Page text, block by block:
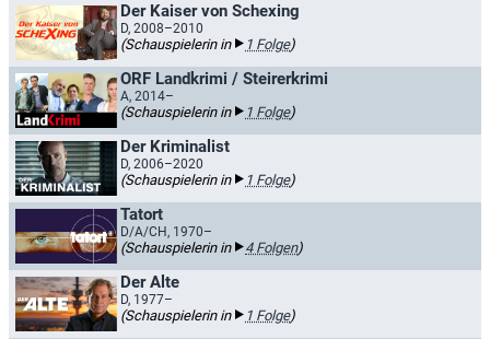
Der Kaiser von Schexing
D, 2008–2010
(Schauspielerin in 1 Folge)
ORF Landkrimi / Steirerkrimi
A, 2014–
(Schauspielerin in 1 Folge)
Der Kriminalist
D, 2006–2020
(Schauspielerin in 1 Folge)
Tatort
D/A/CH, 1970–
(Schauspielerin in 4 Folgen)
Der Alte
D, 1977–
(Schauspielerin in 1 Folge)